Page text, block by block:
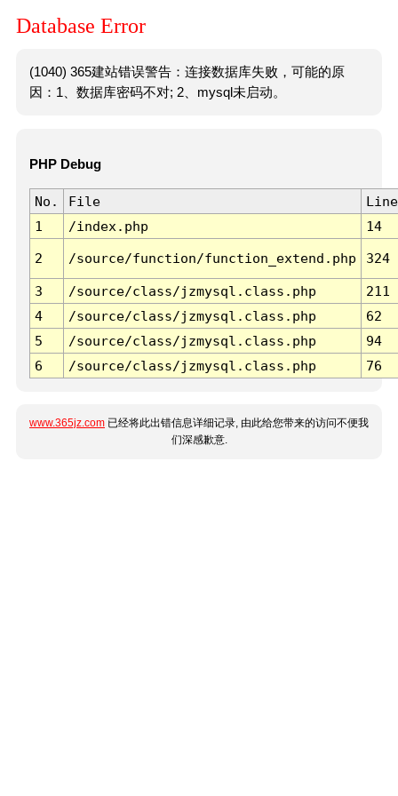
Database Error
(1040) 365建站错误警告：连接数据库失败，可能的原
因：1、数据库密码不对; 2、mysql未启动。
PHP Debug
No. File
Line
1
/index.php 14
2 /source/function/function_extend.php 324
3 /source/class/jzmysql.class.php
211
4
/source/class/jzmysql.class.php
62
5
/source/class/jzmysql.class.php
94
6
/source/class/jzmysql.class.php 76
www.365jz.com 已经将此出错信息详细记录, 由此给您带来的访问不便我
们深感歉意.